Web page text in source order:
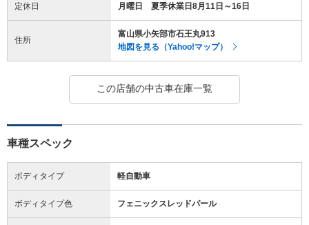
定休日 月曜日 夏季休業日8月11日～16日
住所
富山県小矢部市石王丸913
地図を見る（Yahoo!マップ）
この店舗の中古車在庫一覧
車種スペック
ボディタイプ 軽自動車
ボディタイプ色 フェニックスレッドパール